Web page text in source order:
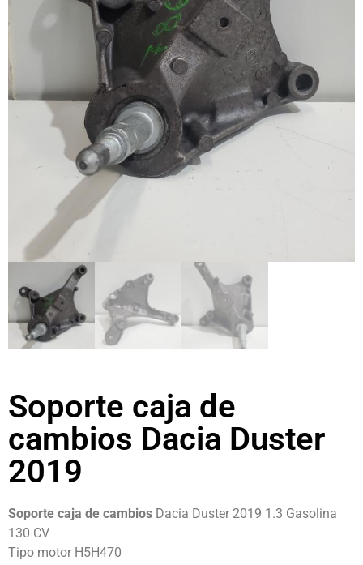
Soporte caja de
cambios Dacia Duster
2019
Soporte caja de cambios Dacia Duster 2019 1.3 Gasolina
130 CV
Tipo motor H5H470